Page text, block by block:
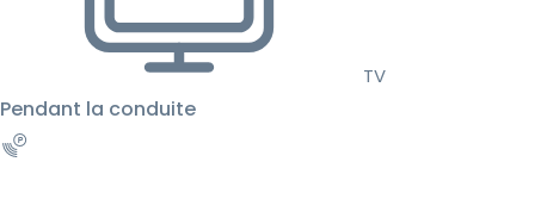
TV
Pendant la conduite